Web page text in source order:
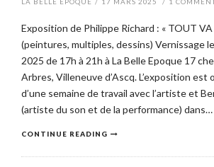
Exposition de Philippe Richard : « TOUT VA
(peintures, multiples, dessins) Vernissage
2025 de 17h à 21h à La Belle Epoque 17
Arbres, Villeneuve d’Ascq. L’exposition est
d’une semaine de travail avec l’artiste et
(artiste du son et de la performance) dans…
CONTINUE READING